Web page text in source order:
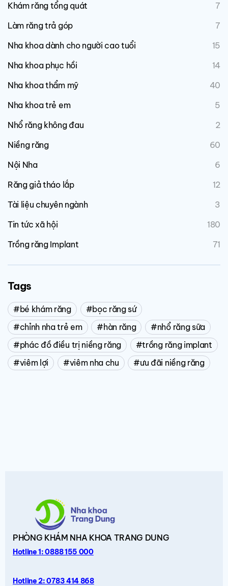
Khám răng tổng quát
7
Làm răng trả góp
7
Nha khoa dành cho người cao tuổi
15
Nha khoa phục hồi
14
Nha khoa thẩm mỹ
40
Nha khoa trẻ em
5
Nhổ răng không đau
2
Niềng răng
60
Nội Nha
6
Răng giả tháo lắp
12
Tài liệu chuyên ngành
3
Tin tức xã hội
180
Trồng răng Implant
71
Tags
bé khám răng
bọc răng sứ
chỉnh nha trẻ em
hàn răng
nhổ răng sữa
phác đồ điều trị niềng răng
trồng răng implant
viêm lợi
viêm nha chu ưu đãi niềng răng
PHÒNG KHÁM NHA KHOA TRANG DUNG
Hotline 1: 0888 155 000
Hotline 2: 0783 414 868